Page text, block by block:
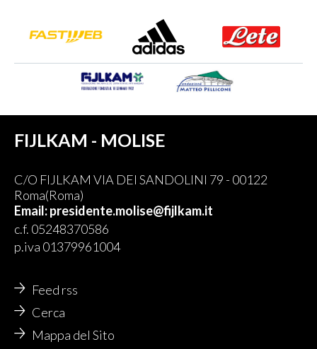
FIJLKAM - MOLISE
C/O FIJLKAM VIA DEI SANDOLINI 79 - 00122
Roma(Roma)
Email: presidente.molise@fijlkam.it
c.f. 05248370586
p.iva 01379961004
Feed rss
Cerca
Mappa del Sito